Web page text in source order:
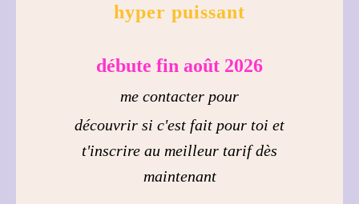
hyper puissant
débute fin août 2026
me contacter pour
découvrir si c'est fait pour toi et
t'inscrire au meilleur tarif dès
maintenant